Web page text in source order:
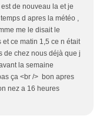
de nouveau la et je
d apres la météo ,
me le disait le
ce matin 1,5 ce n était
de chez nous déjà que j
la semaine
ça <br /> bon apres
nez a 16 heures